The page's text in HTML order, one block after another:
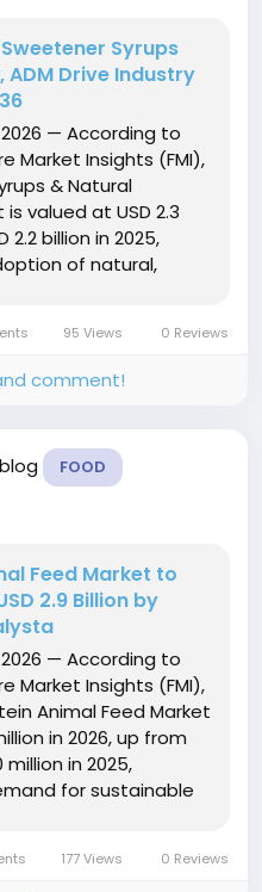
Syrups
Drive Industry
2026 — According to
Market Insights (FMI),
& Natural
valued at USD 2.3
2.2 billion in 2025,
of natural,
95 Views 0 Reviews
comment!
FOOD
Feed Market to
2.9 Billion by
2026 — According to
Market Insights (FMI),
Animal Feed Market
in 2026, up from
in 2025,
for sustainable
177 Views 0 Reviews